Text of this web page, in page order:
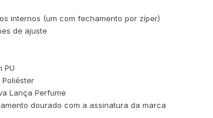
internos (um com fechamento por zíper)
de ajuste
PU
Poliéster
Lança Perfume
dourado com a assinatura da marca